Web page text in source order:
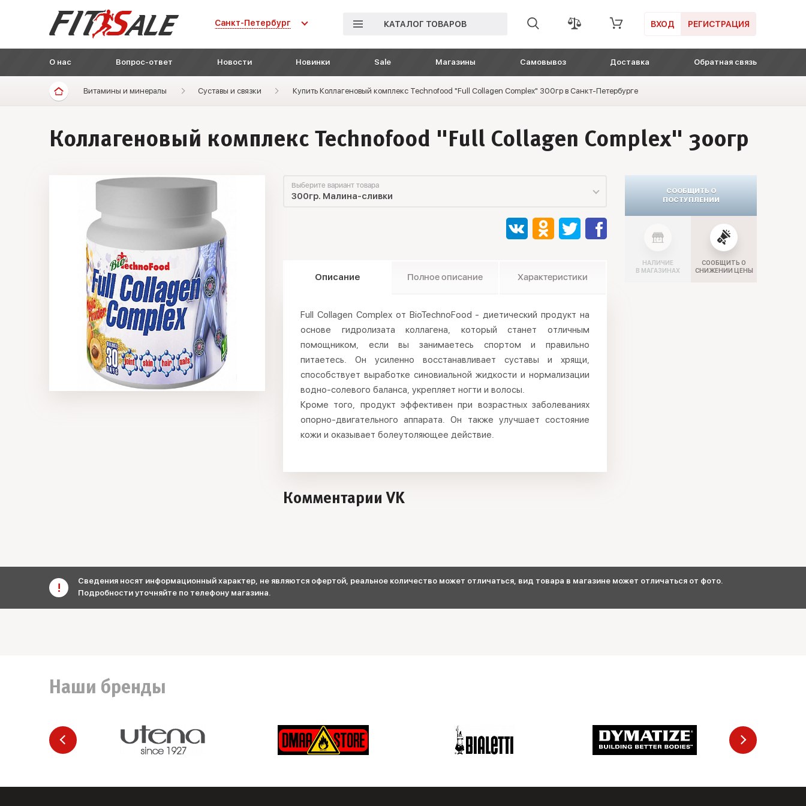
Санкт-Петербург КАТАЛОГ ТОВАРОВ ВХОД РЕГИСТРАЦИЯ
О нас Вопрос-ответ Новости Новинки Sale Магазины Самовывоз Доставка Обратная связь
Витамины и минералы Суставы и связки Купить Коллагеновый комплекс Technofood "Full Collagen Complex" 300гр в Санкт-Петербурге
Коллагеновый комплекс Technofood "Full Collagen Complex" 300гр
Выберите вариант товара
300гр. Малина-сливки
Описание Полное описание Характеристики
Full Collagen Complex от BioTechnoFood - диетический продукт на
основе гидролизата коллагена, который станет отличным
помощником, если вы занимаетесь спортом и правильно
питаетесь. Он усиленно восстанавливает суставы и хрящи,
способствует выработке синовиальной жидкости и нормализации
водно-солевого баланса, укрепляет ногти и волосы.
Кроме того, продукт эффективен при возрастных заболеваниях
опорно-двигательного аппарата. Он также улучшает состояние
кожи и оказывает болеутоляющее действие.
Комментарии VK
СООБЩИТЬ О
ПОСТУПЛЕНИИ
НАЛИЧИЕ
В МАГАЗИНАХ
СООБЩИТЬ О
СНИЖЕНИИ ЦЕНЫ
Сведения носят информационный характер, не являются офертой, реальное количество может отличаться, вид товара в магазине может отличаться от фото.
Подробности уточняйте по телефону магазина.
Наши бренды